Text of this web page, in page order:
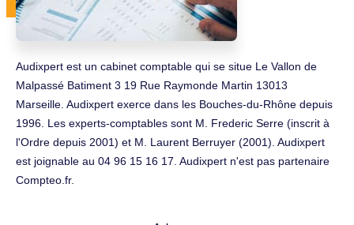
Audixpert est un cabinet comptable qui se situe Le Vallon de
Malpassé Batiment 3 19 Rue Raymonde Martin 13013
Marseille. Audixpert exerce dans les Bouches-du-Rhône depuis
1996. Les experts-comptables sont M. Frederic Serre (inscrit à
l'Ordre depuis 2001) et M. Laurent Berruyer (2001). Audixpert
est joignable au 04 96 15 16 17. Audixpert n'est pas partenaire
Compteo.fr.